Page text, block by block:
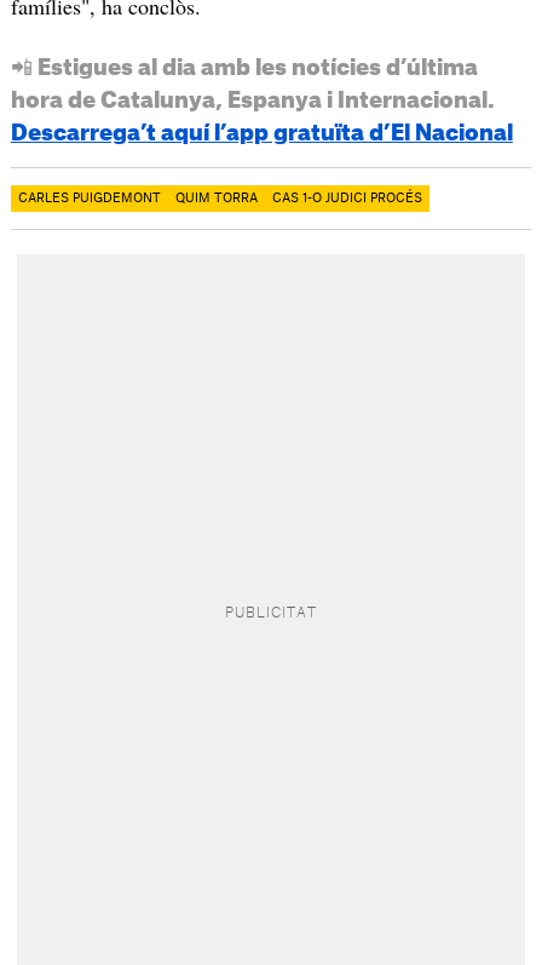
📲 Estigues al dia amb les notícies d’última
hora de Catalunya, Espanya i Internacional.
Descarrega’t aquí l’app gratuïta d’El Nacional
CARLES PUIGDEMONT QUIM TORRA CAS 1-O JUDICI PROCÉS